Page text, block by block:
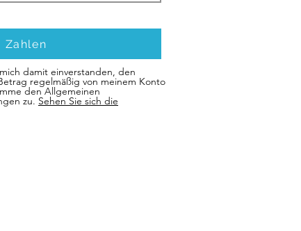
Zahlen
damit einverstanden, den
regelmäßig von meinem Konto
den Allgemeinen
zu. Sehen Sie sich die